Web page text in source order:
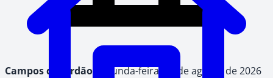
Campos do Jordão, segunda-feira, 10 de agosto de 2026